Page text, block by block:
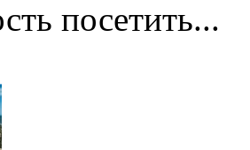
посетить...